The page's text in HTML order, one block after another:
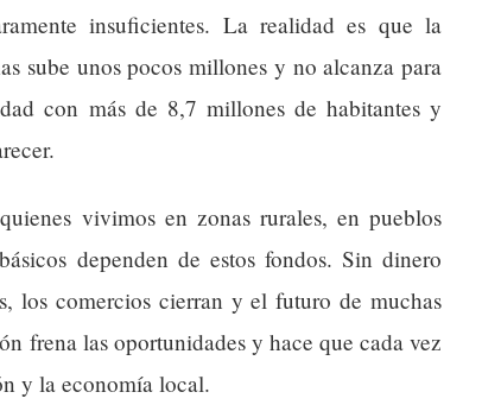
insuficientes. La realidad es que la
sube unos pocos millones y no alcanza para
con más de 8,7 millones de habitantes y
vivimos en zonas rurales, en pueblos
dependen de estos fondos. Sin dinero
los comercios cierran y el futuro de muchas
frena las oportunidades y hace que cada vez
y la economía local.